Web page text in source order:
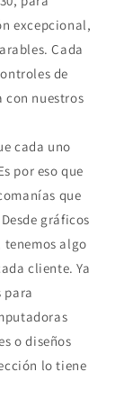
excepcional,
Cada
de
nuestros
cada uno
por eso que
que
gráficos
algo
cliente. Ya
para
o diseños
lo tiene